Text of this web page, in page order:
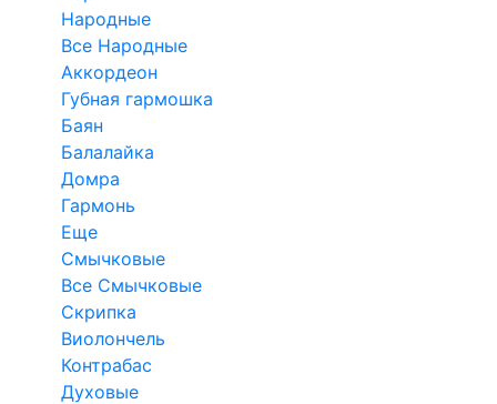
Народные
Все Народные
Аккордеон
Губная гармошка
Баян
Балалайка
Домра
Гармонь
Еще
Смычковые
Все Смычковые
Скрипка
Виолончель
Контрабас
Духовые